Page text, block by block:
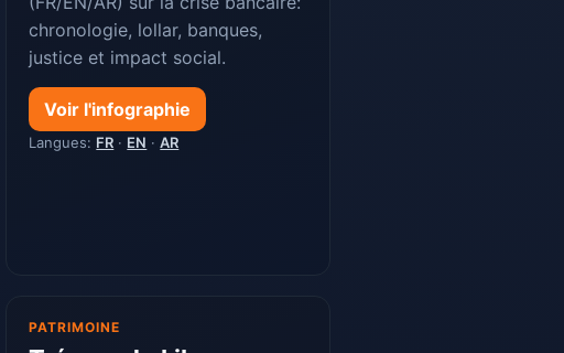
chronologie, lollar, banques,
justice et impact social.
Voir l'infographie
Langues: FR · EN ·AR
PATRIMOINE